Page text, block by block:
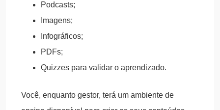
Podcasts;
Imagens;
Infográficos;
PDFs;
Quizzes para validar o aprendizado.
Você, enquanto gestor, terá um ambiente de